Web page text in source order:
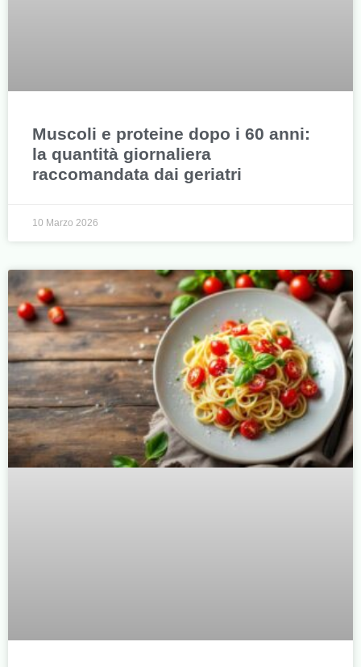
Muscoli e proteine dopo i 60 anni:
la quantità giornaliera
raccomandata dai geriatri
10 Marzo 2026